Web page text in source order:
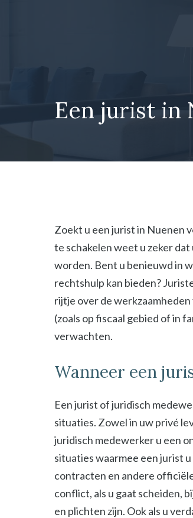
Een jurist in
Zoekt u een jurist in Nuenen
te schakelen weet u zeker
worden. Bent u benieuwd in
rechtshulp kan bieden?
rijtje over de
(zoals op fiscaal gebied of in
verwachten.
Wanneer een
Een jurist of juridisch
situaties. Zowel in uw privé
juridisch medewerker u een
situaties waarmee een jurist
contracten en andere
conflict, als u gaat scheiden,
en plichten zijn. Ook als u